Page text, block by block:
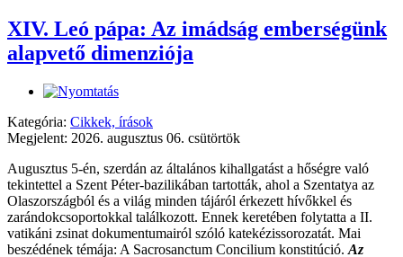
XIV. Leó pápa: Az imádság emberségünk
alapvető dimenziója
Kategória: Cikkek, írások
Megjelent: 2026. augusztus 06. csütörtök
Augusztus 5-én, szerdán az általános kihallgatást a hőségre való
tekintettel a Szent Péter-bazilikában tartották, ahol a Szentatya az
Olaszországból és a világ minden tájáról érkezett hívőkkel és
zarándokcsoportokkal találkozott. Ennek keretében folytatta a II.
vatikáni zsinat dokumentumairól szóló katekézissorozatát. Mai
beszédének témája: A Sacrosanctum Concilium konstitúció. Az